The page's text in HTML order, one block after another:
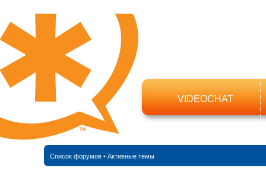
VIDEOCHAT
Список форумов• Активные темы